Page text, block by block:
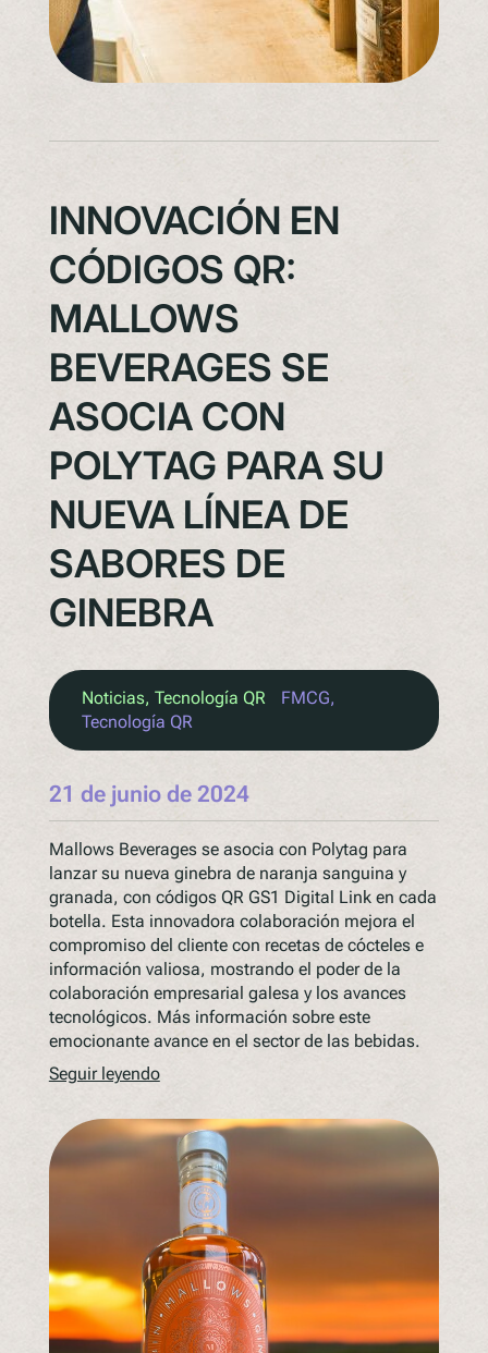
INNOVACIÓN EN
CÓDIGOS QR:
MALLOWS
BEVERAGES SE
ASOCIA CON
POLYTAG PARA SU
NUEVA LÍNEA DE
SABORES DE
GINEBRA
Noticias, Tecnología QR FMCG
Tecnología QR
21 de junio de 2024
Mallows Beverages se asocia con Polytag para
lanzar su nueva ginebra de naranja sanguina y
granada, con códigos QR GS1 Digital Link en cada
botella. Esta innovadora colaboración mejora el
compromiso del cliente con recetas de cócteles e
información valiosa, mostrando el poder de la
colaboración empresarial galesa y los avances
tecnológicos. Más información sobre este
emocionante avance en el sector de las bebidas.
Seguir leyendo